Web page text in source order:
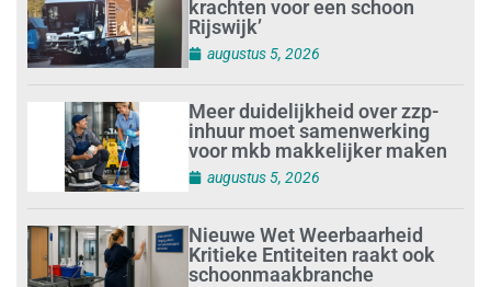
krachten voor een schoon
Rijswijk’
augustus 5, 2026
Meer duidelijkheid over zzp-
inhuur moet samenwerking
voor mkb makkelijker maken
augustus 5, 2026
Nieuwe Wet Weerbaarheid
Kritieke Entiteiten raakt ook
schoonmaakbranche